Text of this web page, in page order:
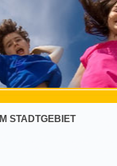
IM STADTGEBIET